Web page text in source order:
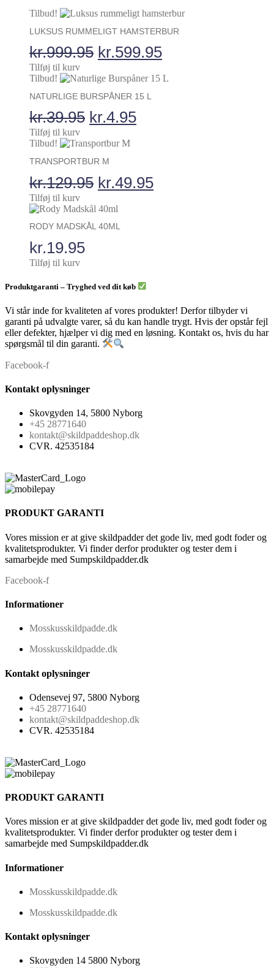
Tilbud!
LUKSUS RUMMELIGT HAMSTERBUR
kr.999.95 Den
oprindelige
pris
var:
kr.999.95.
kr.599.95Den
aktuelle
Tilføj til kurv
Tilbud!
NATURLIGE BURSPÅNER 15 L
kr.39.95 Den
oprindelige
pris
var:
kr.39.95.
kr.4.95Den
er:
kr.4.95.
Tilføj til kurv
Tilbud!
TRANSPORTBUR M
kr.129.95 Den
oprindelige
pris
kr.49.95Den
Tilføj til kurv
RODY MADSKÅL 40ML
kr.19.95
Tilføj til kurv
Produktgaranti – Tryghed ved dit køb
Vi står inde for kvaliteten af vores produkter! Derfor tilbyder vi
garanti på udvalgte varer, så du kan handle trygt. Hvis der opstår fejl
eller defekter, hjælper vi dig med en løsning. Kontakt os, hvis du har
spørgsmål til din garanti.
Facebook-f
Kontakt oplysninger
Skovgyden 14, 5800 Nyborg
+45 28771640
kontakt@skildpaddeshop.dk
CVR. 42535184
PRODUKT GARANTI
Vores mission er at give skildpadder det gode liv, med godt foder og
kvalitetsprodukter. Vi finder derfor produkter og tester dem i
samarbejde med Sumpskildpadder.dk
Facebook-f
Informationer
Mosskusskildpadde.dk
Mosskusskildpadde.dk
Kontakt oplysninger
Odensevej 97, 5800 Nyborg
+45 28771640
kontakt@skildpaddeshop.dk
CVR. 42535184
PRODUKT GARANTI
Vores mission er at give skildpadder det gode liv, med godt foder og
kvalitetsprodukter. Vi finder derfor produkter og tester dem i
samarbejde med Sumpskildpadder.dk
Informationer
Mosskusskildpadde.dk
Mosskusskildpadde.dk
Kontakt oplysninger
Skovgyden 14 5800 Nyborg